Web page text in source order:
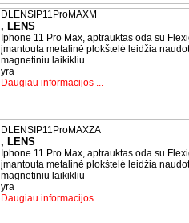
DLENSIP11ProMAXM
, LENS
Iphone 11 Pro Max, aptrauktas oda su
įmantouta metalinė plokštelė leidžia
magnetiniu laikikliu
yra
Daugiau informacijos ...
DLENSIP11ProMAXZA
, LENS
Iphone 11 Pro Max, aptrauktas oda su
įmantouta metalinė plokštelė leidžia
magnetiniu laikikliu
yra
Daugiau informacijos ...